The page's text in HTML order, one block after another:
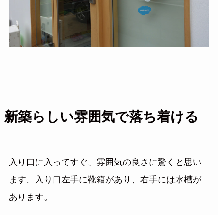
新築らしい雰囲気で落ち着ける
入り口に入ってすぐ、雰囲気の良さに驚くと思い
ます。入り口左手に靴箱があり、右手には水槽が
あります。